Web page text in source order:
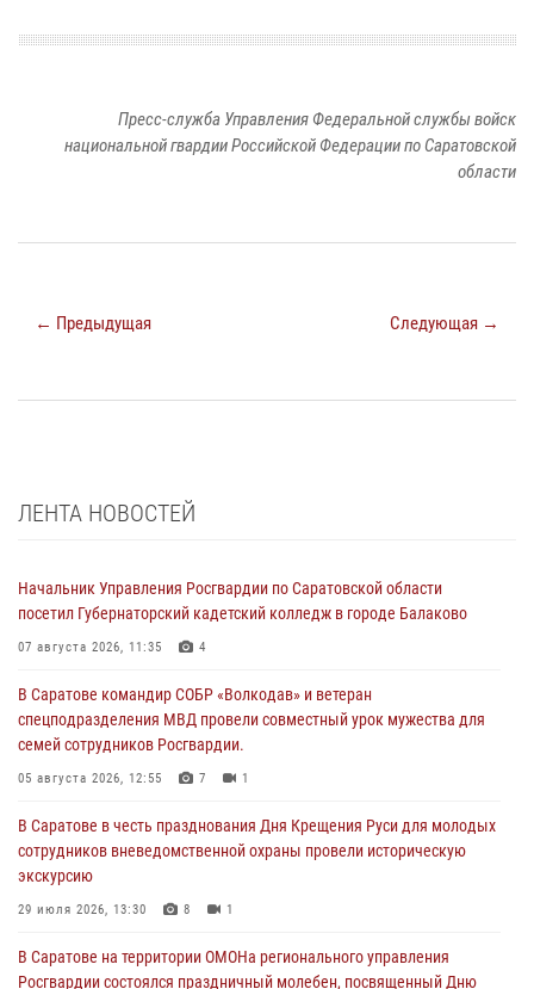
Пресс-служба Управления Федеральной службы войск
национальной гвардии Российской Федерации по Саратовской
области
← Предыдущая Следующая →
ЛЕНТА НОВОСТЕЙ
Начальник Управления Росгвардии по Саратовской области
посетил Губернаторский кадетский колледж в городе Балаково
07 августа 2026, 11:35 4
В Саратове командир СОБР «Волкодав» и ветеран
спецподразделения МВД провели совместный урок мужества для
семей сотрудников Росгвардии.
05 августа 2026, 12:55 7 1
В Саратове в честь празднования Дня Крещения Руси для молодых
сотрудников вневедомственной охраны провели историческую
экскурсию
29 июля 2026, 13:30 8 1
В Саратове на территории ОМОНа регионального управления
Росгвардии состоялся праздничный молебен, посвященный Дню